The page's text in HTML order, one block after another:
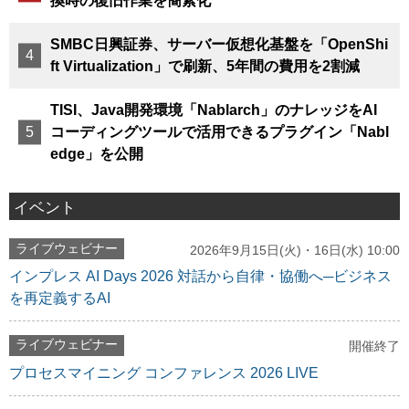
SMBC日興証券、サーバー仮想化基盤を「OpenShi
ft Virtualization」で刷新、5年間の費用を2割減
TISI、Java開発環境「Nablarch」のナレッジをAI
コーディングツールで活用できるプラグイン「Nabl
edge」を公開
イベント
ライブウェビナー 2026年9月15日(火)・16日(水) 10:00
インプレス AI Days 2026 対話から自律・協働へ─ビジネス
を再定義するAI
ライブウェビナー 開催終了
プロセスマイニング コンファレンス 2026 LIVE